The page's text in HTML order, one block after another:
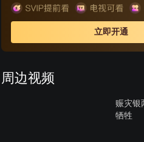
忠厚老实，石匠媳妇貌美贤惠，纯朴
倚仗其叔是翰林院翰林，其岳父是吏
势欺人，横行乡里欺压百姓，而唯独
无赖谢瘸子是个讼棍，又是邱金贵的
鸡鸣狗盗之徒。糊涂县官何九桂，嗜
在以上几人中展开，加上这个糊涂县
立即开通
周边视频
赈灾银
牺牲